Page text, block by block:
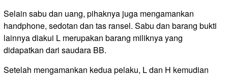
Selain sabu dan uang, pihaknya juga mengamankan
handphone, sedotan dan tas ransel. Sabu dan barang bukti
lainnya diakui L merupakan barang miliknya yang
didapatkan dari saudara BB.
Setelah mengamankan kedua pelaku, L dan H kemudian